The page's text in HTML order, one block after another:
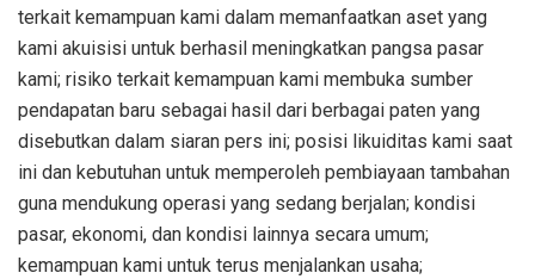
terkait kemampuan kami dalam memanfaatkan aset yang
kami akuisisi untuk berhasil meningkatkan pangsa pasar
kami; risiko terkait kemampuan kami membuka sumber
pendapatan baru sebagai hasil dari berbagai paten yang
disebutkan dalam siaran pers ini; posisi likuiditas kami saat
ini dan kebutuhan untuk memperoleh pembiayaan tambahan
guna mendukung operasi yang sedang berjalan; kondisi
pasar, ekonomi, dan kondisi lainnya secara umum;
kemampuan kami untuk terus menjalankan usaha;